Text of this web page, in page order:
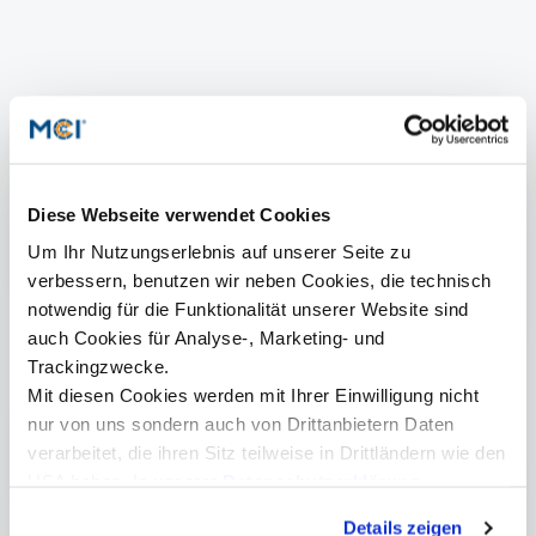
Diese Webseite verwendet Cookies
Um Ihr Nutzungserlebnis auf unserer Seite zu
verbessern, benutzen wir neben Cookies, die technisch
notwendig für die Funktionalität unserer Website sind
auch Cookies für Analyse-, Marketing- und
Trackingzwecke.
Mit diesen Cookies werden mit Ihrer Einwilligung nicht
nur von uns sondern auch von Drittanbietern Daten
verarbeitet, die ihren Sitz teilweise in Drittländern wie den
Details zeigen
Senior Marketing Manager
+43 512 2070 - 1527
patricia.pichler@mci.edu
Mehr Informationen
CV Jan Back